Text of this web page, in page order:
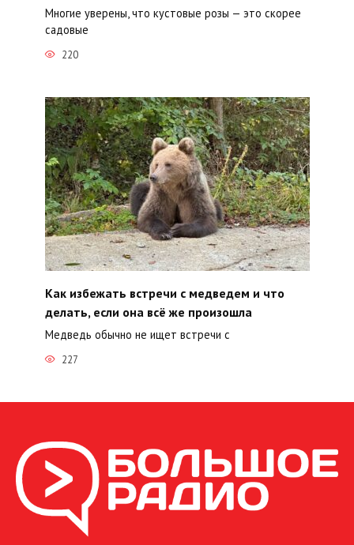
Многие уверены, что кустовые розы — это скорее
садовые
220
Как избежать встречи с медведем и что
делать, если она всё же произошла
Медведь обычно не ищет встречи с
227